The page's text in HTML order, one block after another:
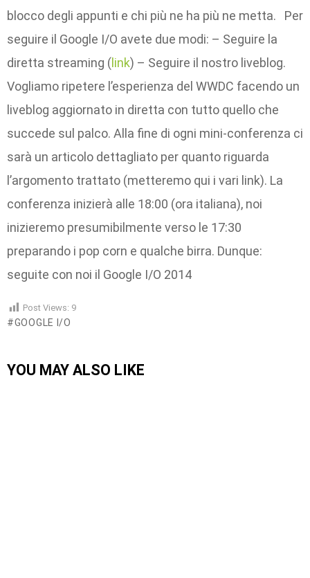
blocco degli appunti e chi più ne ha più ne metta. Per
seguire il Google I/O avete due modi: – Seguire la
diretta streaming (link) – Seguire il nostro liveblog.
Vogliamo ripetere l’esperienza del WWDC facendo un
liveblog aggiornato in diretta con tutto quello che
succede sul palco. Alla fine di ogni mini-conferenza ci
sarà un articolo dettagliato per quanto riguarda
l’argomento trattato (metteremo qui i vari link). La
conferenza inizierà alle 18:00 (ora italiana), noi
inizieremo presumibilmente verso le 17:30
preparando i pop corn e qualche birra. Dunque:
seguite con noi il Google I/O 2014
Post Views: 9
GOOGLE I/O
YOU MAY ALSO LIKE